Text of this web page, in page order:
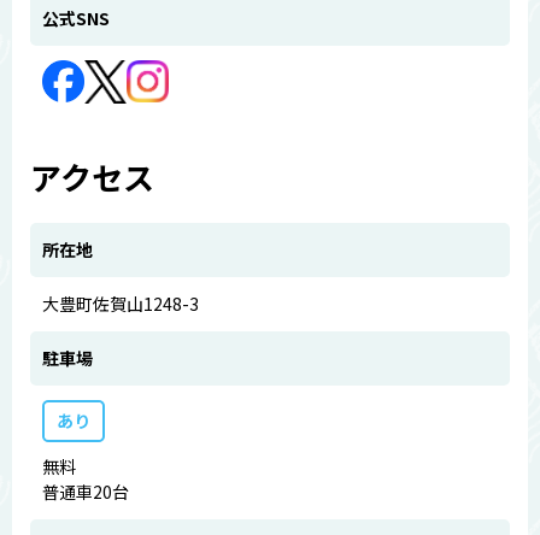
公式SNS
アクセス
所在地
大豊町佐賀山1248-3
駐車場
あり
無料
普通車20台